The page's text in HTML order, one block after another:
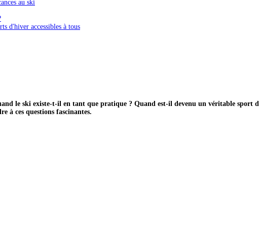
au ski
d'hiver accessibles à tous
le ski existe-t-il en tant que pratique ? Quand est-il devenu un véritable
à ces questions fascinantes.